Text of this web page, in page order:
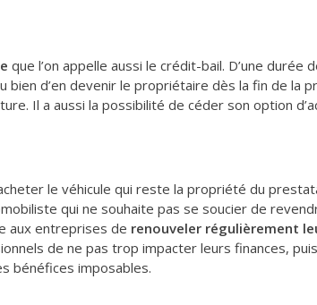
que l’on appelle aussi le crédit-bail. D’une durée
d’en devenir le propriétaire dès la fin de la
Il a aussi la possibilité de céder son option
le véhicule qui reste la propriété du
qui ne souhaite pas se soucier de
aux entreprises de renouveler régulièrement
de ne pas trop impacter leurs finances,
bénéfices imposables.